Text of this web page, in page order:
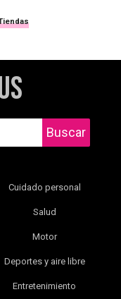
Buscar
Cuidado personal
Salud
Motor
Deportes y aire libre
Entretenimiento